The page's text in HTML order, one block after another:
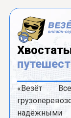
«Везёт
надёжными